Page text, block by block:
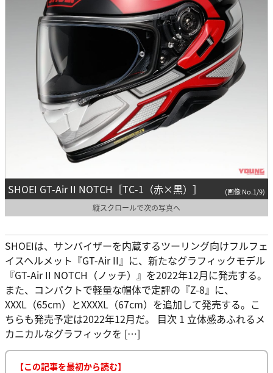
SHOEI GT-Air II NOTCH［TC-1（赤×黒）］ (画像 No.1/9)
縦スクロールで次の写真へ
SHOEIは、サンバイザーを内蔵するツーリング向けフルフェ
イスヘルメット『GT-Air II』に、新たなグラフィックモデル
『GT-Air II NOTCH（ノッチ）』を2022年12月に発売する。
また、コンパクトで軽量な帽体で定評の『Z-8』に、
XXXL（65cm）とXXXXL（67cm）を追加して発売する。こ
ちらも発売予定は2022年12月だ。 目次 1 立体感あふれるメ
カニカルなグラフィックを […]
【この記事を最初から読む】